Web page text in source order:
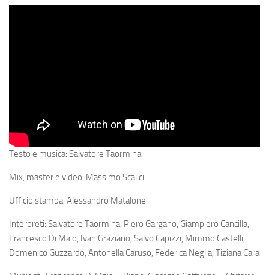
Testo e musica: Salvatore Taormina
Mix, master e video: Massimo Scalici
Ufficio stampa: Alessandro Matalone
Interpreti: Salvatore Taormina, Piero Gargano, Giampiero Cancilla,
Francesco Di Maio, Ivan Graziano, Salvo Capizzi, Mimmo Castelli,
Domenico Guzzardo, Antonella Caruso, Federica Neglia, Tiziana Cara